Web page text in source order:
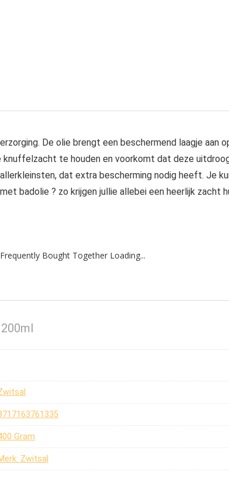
De olie brengt een beschermend laagje aan
te houden en voorkomt dat deze
dat extra bescherming nodig heeft. Je
badolie ? zo krijgen jullie allebei een heerlijk zacht
Frequently Bought Together Loading...
Gram
Zwitsal